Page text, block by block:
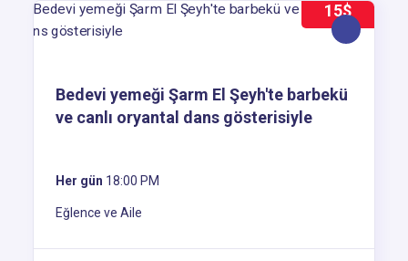
15$
Bedevi yemeği Şarm El Şeyh'te barbekü
ve canlı oryantal dans gösterisiyle
Her gün 18:00 PM
Eğlence ve Aile